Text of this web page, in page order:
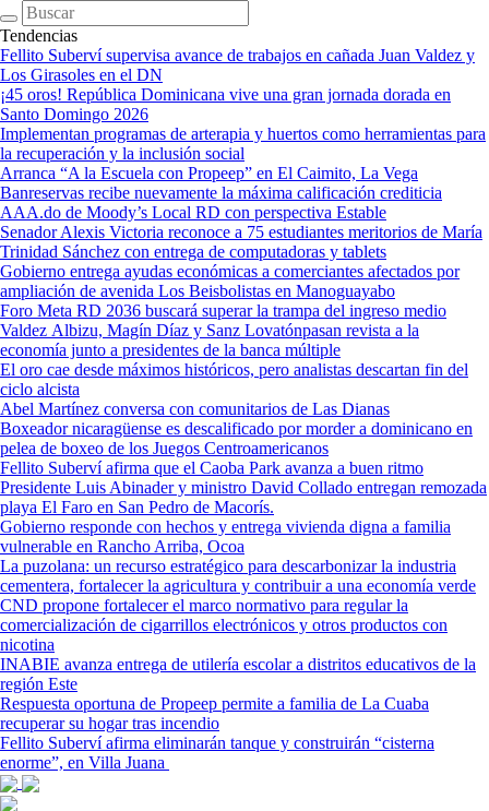
Tendencias
Fellito Suberví supervisa avance de trabajos en cañada Juan Valdez y
Los Girasoles en el DN
¡45 oros! República Dominicana vive una gran jornada dorada en
Santo Domingo 2026
Implementan programas de arterapia y huertos como herramientas para
la recuperación y la inclusión social
Arranca “A la Escuela con Propeep” en El Caimito, La Vega
Banreservas recibe nuevamente la máxima calificación crediticia
AAA.do de Moody’s Local RD con perspectiva Estable
Senador Alexis Victoria reconoce a 75 estudiantes meritorios de María
Trinidad Sánchez con entrega de computadoras y tablets
Gobierno entrega ayudas económicas a comerciantes afectados por
ampliación de avenida Los Beisbolistas en Manoguayabo
Foro Meta RD 2036 buscará superar la trampa del ingreso medio
Valdez Albizu, Magín Díaz y Sanz Lovatónpasan revista a la
economía junto a presidentes de la banca múltiple
El oro cae desde máximos históricos, pero analistas descartan fin del
ciclo alcista
Abel Martínez conversa con comunitarios de Las Dianas
Boxeador nicaragüense es descalificado por morder a dominicano en
pelea de boxeo de los Juegos Centroamericanos
Fellito Suberví afirma que el Caoba Park avanza a buen ritmo
Presidente Luis Abinader y ministro David Collado entregan remozada
playa El Faro en San Pedro de Macorís.
Gobierno responde con hechos y entrega vivienda digna a familia
vulnerable en Rancho Arriba, Ocoa
La puzolana: un recurso estratégico para descarbonizar la industria
cementera, fortalecer la agricultura y contribuir a una economía verde
CND propone fortalecer el marco normativo para regular la
comercialización de cigarrillos electrónicos y otros productos con
nicotina
INABIE avanza entrega de utilería escolar a distritos educativos de la
región Este
Respuesta oportuna de Propeep permite a familia de La Cuaba
recuperar su hogar tras incendio
Fellito Suberví afirma eliminarán tanque y construirán “cisterna
enorme”, en Villa Juana